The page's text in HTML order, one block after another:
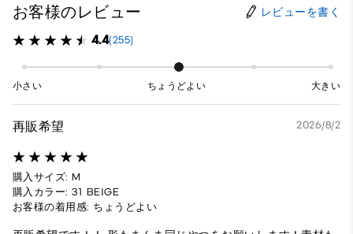
お客様のレビュー レビューを書く
4.4(255)
小さい ちょうどよい 大きい
再販希望 2026/8/2
購入サイズ: M
購入カラー: 31 BEIGE
お客様の着用感: ちょうどよい